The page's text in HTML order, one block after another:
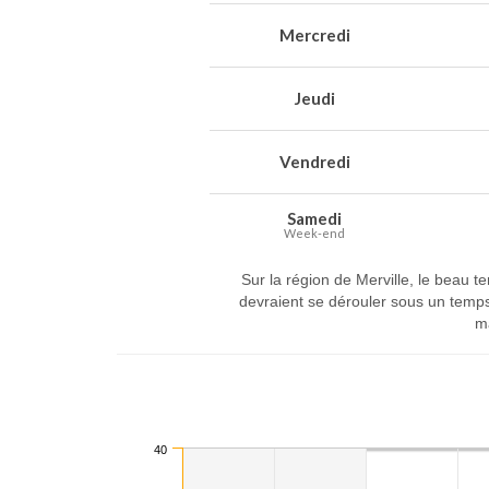
Mercredi
Jeudi
Vendredi
Samedi
Week-end
Sur la région de Merville, le beau
devraient se dérouler sous un
40